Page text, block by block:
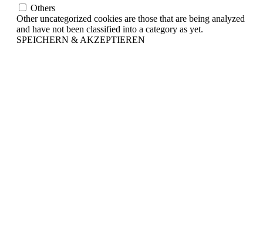
Others
Other uncategorized cookies are those that are being analyzed
and have not been classified into a category as yet.
SPEICHERN & AKZEPTIEREN